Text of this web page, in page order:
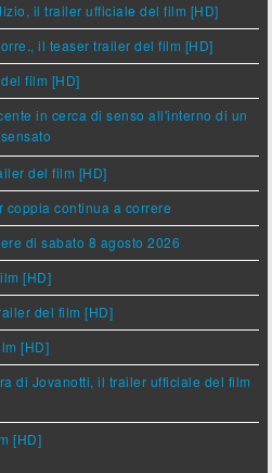
il trailer ufficiale del film [HD]
il teaser trailer del film [HD]
film [HD]
in cerca di senso all'interno di un
del film [HD]
coppia continua a correre
di sabato 8 agosto 2026
[HD]
del film [HD]
[HD]
di Jovanotti, il trailer ufficiale del film
[HD]